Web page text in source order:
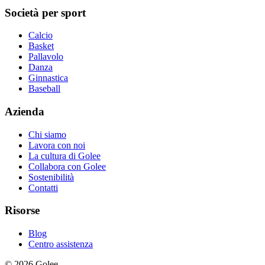
Società per sport
Calcio
Basket
Pallavolo
Danza
Ginnastica
Baseball
Azienda
Chi siamo
Lavora con noi
La cultura di Golee
Collabora con Golee
Sostenibilità
Contatti
Risorse
Blog
Centro assistenza